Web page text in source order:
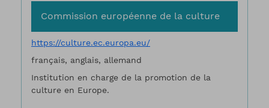
Commission européenne de la culture
https://culture.ec.europa.eu/
français, anglais, allemand
Institution en charge de la promotion de la
culture en Europe.